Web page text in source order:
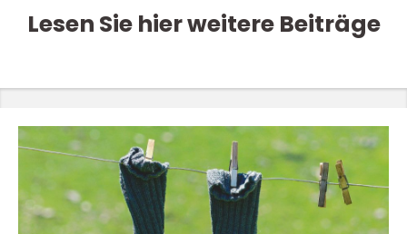
Lesen Sie hier weitere Beiträge